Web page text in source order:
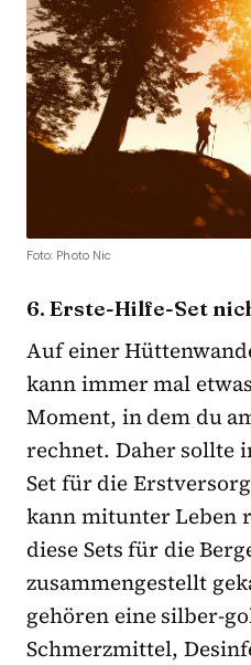
Foto: Photo Nic
6. Erste-Hilfe-Set
Auf einer
kann immer mal
Moment, in dem du
rechnet. Daher sollte
Set für die
kann mitunter Leben
diese Sets für die
zusammengestellt
gehören eine silber-
Schmerzmittel,